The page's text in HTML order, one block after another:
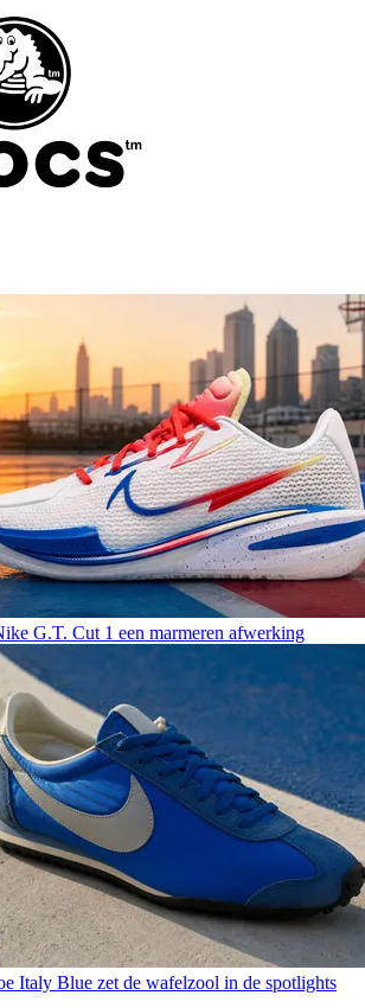
G.T. Cut 1 een marmeren afwerking
Italy Blue zet de wafelzool in de spotlights